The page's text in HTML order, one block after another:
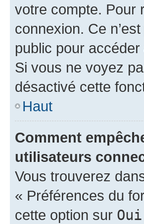
votre compte. Pour
connexion. Ce
public pour
Si vous ne voyez
désactivé cette
Haut
Comment
utilisateurs
Vous trouverez
« Préférences du
cette option sur Oui